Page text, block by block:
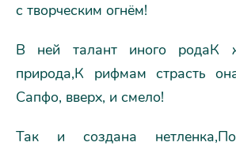
с творческим огнём!
В ней талант иного родаК
природа,К рифмам страсть
Сапфо, вверх, и смело!
Так и создана